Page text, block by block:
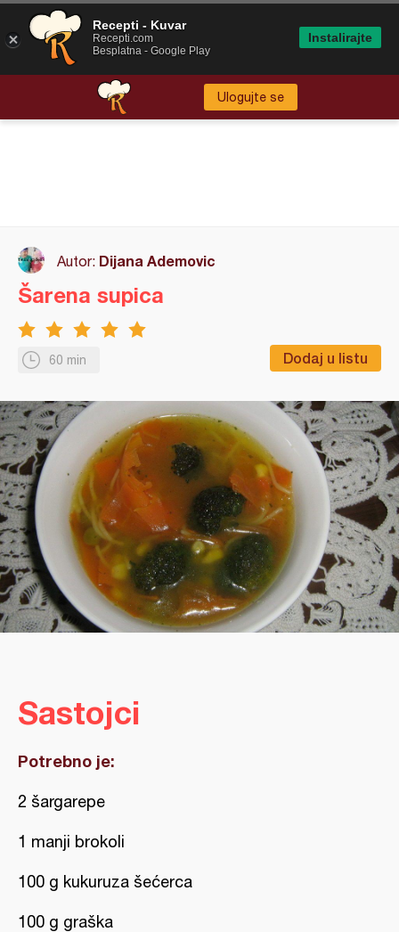
Ulogujte se
Autor: Dijana Ademovic
60 min Dodaj u listu
Šarena supica
Sastojci
Potrebno je:
2 šargarepe
1 manji brokoli
100 g kukuruza šećerca
100 g graška
Recepti - Kuvar
Recepti.com
Besplatna - Google Play
Instalirajte